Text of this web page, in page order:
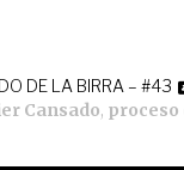
DE LA BIRRA – #43
Cansado, proceso